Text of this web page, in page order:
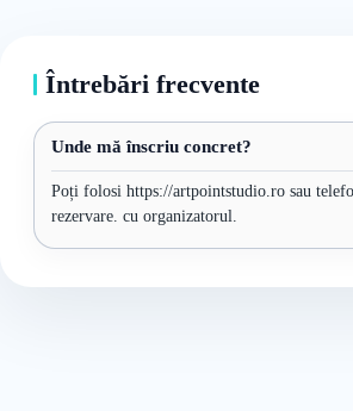
Întrebări frecvente
Unde mă înscriu concret?
Poți folosi https://artpointstudio.ro sau
rezervare. cu organizatorul.